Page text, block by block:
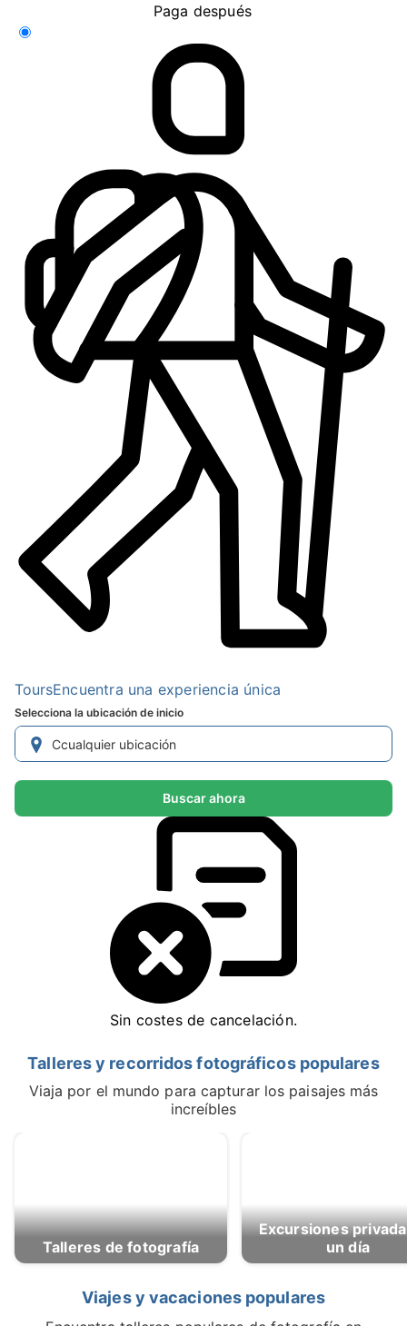
Paga después
ToursEncuentra una experiencia única
Selecciona la ubicación de inicio
Buscar ahora
Sin costes de cancelación.
Talleres y recorridos fotográficos populares
Viaja por el mundo para capturar los paisajes más
increíbles
Talleres de fotografía
Excursiones privadas de
un día
Viajes y vacaciones populares